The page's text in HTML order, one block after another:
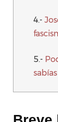
4.-
5.-